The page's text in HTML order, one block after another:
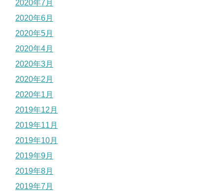
2020年7月
2020年6月
2020年5月
2020年4月
2020年3月
2020年2月
2020年1月
2019年12月
2019年11月
2019年10月
2019年9月
2019年8月
2019年7月